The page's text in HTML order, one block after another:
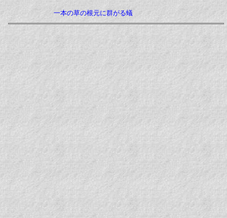
一本の草の根元に群がる蟻